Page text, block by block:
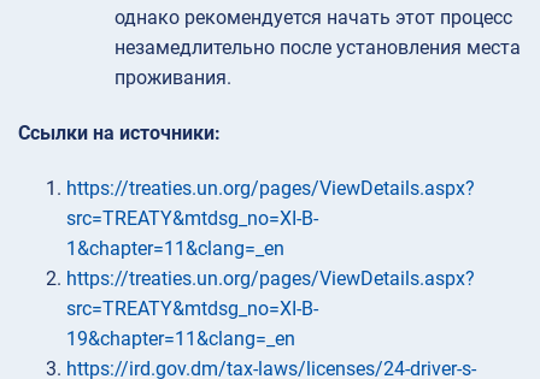
однако рекомендуется начать этот процесс
незамедлительно после установления места
проживания.
Ссылки на источники:
https://treaties.un.org/pages/ViewDetails.aspx?
src=TREATY&mtdsg_no=XI-B-
1&chapter=11&clang=_en
https://treaties.un.org/pages/ViewDetails.aspx?
src=TREATY&mtdsg_no=XI-B-
19&chapter=11&clang=_en
https://ird.gov.dm/tax-laws/licenses/24-driver-s-